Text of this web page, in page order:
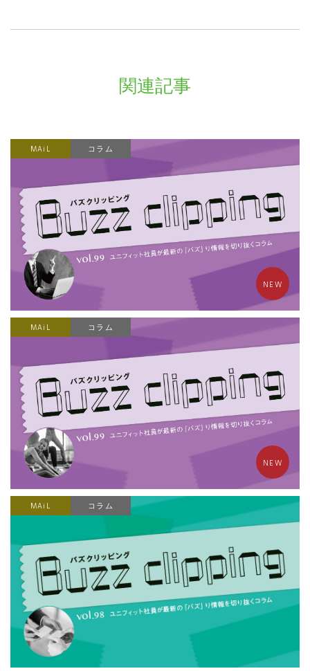
関連記事
MAiL コラム
NEW
MAiL コラム
NEW
MAiL コラム